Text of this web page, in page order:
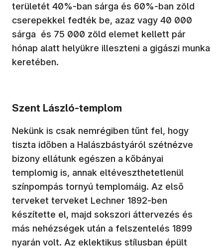
területét 40%-ban sárga és 60%-ban zöld
cserepekkel fedték be, azaz vagy 40 000
sárga és 75 000 zöld elemet kellett pár
hónap alatt helyükre illeszteni a gigászi munka
keretében.
Szent László-templom
Nekünk is csak nemrégiben tűnt fel, hogy
tiszta időben a Halászbástyáról szétnézve
bizony ellátunk egészen a kőbányai
templomig is, annak eltéveszthetetlenül
színpompás tornyú templomáig. Az első
terveket terveket Lechner 1892-ben
készítette el, majd sokszori áttervezés és
más nehézségek után a felszentelés 1899
nyarán volt. Az eklektikus stílusban épült